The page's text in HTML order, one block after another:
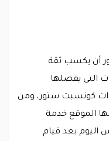
أن يكسب ثقة
التي يفضلها
كونسبت ستور، ومن
الموقع خدمة
اليوم بعد قيام